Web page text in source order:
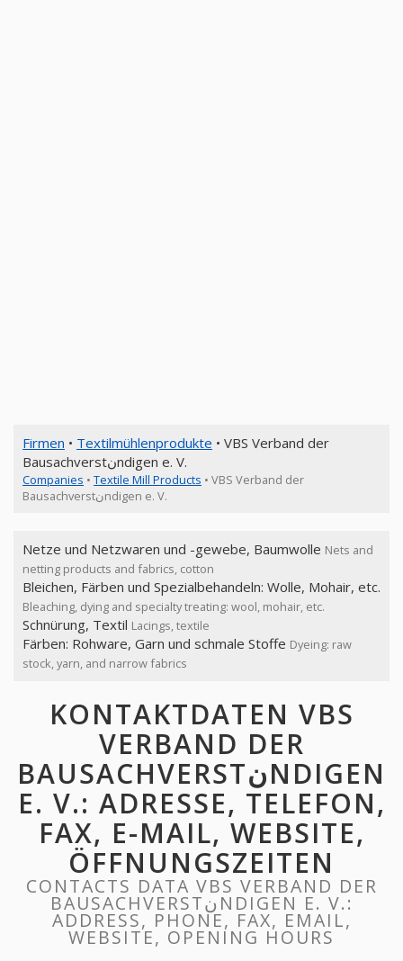
Firmen • Textilmühlenprodukte • VBS Verband der
Bausachverstنndigen e. V.
Companies • Textile Mill Products • VBS Verband der
Bausachverstنndigen e. V.
Netze und Netzwaren und -gewebe, Baumwolle Nets and
netting products and fabrics, cotton
Bleichen, Färben und Spezialbehandeln: Wolle, Mohair, etc.
Bleaching, dying and specialty treating: wool, mohair, etc.
Schnürung, Textil Lacings, textile
Färben: Rohware, Garn und schmale Stoffe Dyeing: raw
stock, yarn, and narrow fabrics
KONTAKTDATEN VBS
VERBAND DER
BAUSACHVERSTنNDIGEN
E. V.: ADRESSE, TELEFON,
FAX, E-MAIL, WEBSITE,
ÖFFNUNGSZEITEN
CONTACTS DATA VBS VERBAND DER
BAUSACHVERSTنNDIGEN E. V.:
ADDRESS, PHONE, FAX, EMAIL,
WEBSITE, OPENING HOURS